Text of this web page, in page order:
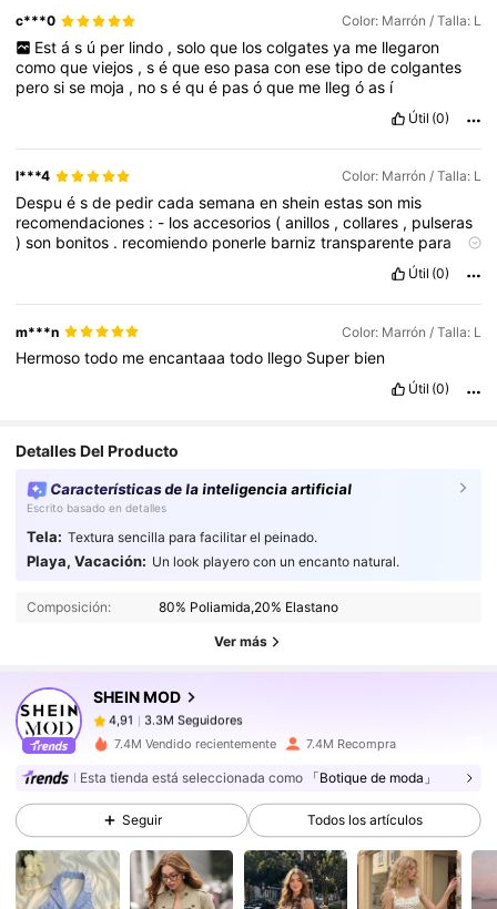
c***0 Color: Marrón / Talla: L
Est á s ú per lindo , solo que los colgates ya me llegaron
comoqueviejos ,séqueeso pasaconesetipodecolgantes
perosise moja , noséqué pasóque me llegóas í
Útil (0)
l***4 Color: Marrón / Talla: L
Despuésde pedircadasemanaensheinestasson mis
recomendaciones : - losaccesorios (anillos ,collares , pulseras
)son bonitos . recomiendo ponerle barniztransparente para
zapatos
vieneamplia -
laropaensumayoríavienebienentallaperoSIEMPREchecar
comentarios trajes
o
cinturones, vestidos cojín,lacalidades
excelente-Lasplayerasson debuena calidad,la
medidapara
padr
REGALAMEUN LIKE(:
Útil (0)
m***n Color: Marrón / Talla: L
Hermosotodo meencantaaatodo llego Super bien
Útil (0)
Detalles Del Producto
Características de la inteligencia artificial
Escrito basado en detalles
Tela: Textura sencilla para facilitar el peinado.
Playa, Vacación: Un look playero con un encanto natural.
Composición: 80% Poliamida,20% Elastano
Ver más
SHEIN MOD
4,91 3.3M Seguidores
4,91
3.3M Seguidores
m***apagóHace 1 día
4,91 3.3M Seguidores
4,91 3.3M Seguidores
7.4M Vendido recientemente 7.4M Recompra
Esta tienda está seleccionada como 「Botique de moda」
Seguir Todos los artículos